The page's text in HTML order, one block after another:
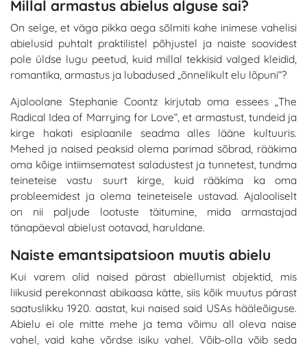
Millal armastus abielus alguse sai?
On selge, et väga pikka aega sõlmiti kahe inimese vahelisi
abielusid puhtalt praktilistel põhjustel ja naiste soovidest
pole üldse lugu peetud, kuid millal tekkisid valged kleidid,
romantika, armastus ja lubadused „õnnelikult elu lõpuni“?
Ajaloolane Stephanie Coontz kirjutab oma essees „The
Radical Idea of Marrying for Love“, et armastust, tundeid ja
kirge hakati esiplaanile seadma alles lääne kultuuris.
Mehed ja naised peaksid olema parimad sõbrad, rääkima
oma kõige intiimsematest saladustest ja tunnetest, tundma
teineteise vastu suurt kirge, kuid rääkima ka oma
probleemidest ja olema teineteisele ustavad. Ajalooliselt
on nii paljude lootuste täitumine, mida armastajad
tänapäeval abielust ootavad, haruldane.
Naiste emantsipatsioon muutis abielu
Kui varem olid naised pärast abiellumist objektid, mis
liikusid perekonnast abikaasa kätte, siis kõik muutus pärast
saatuslikku 1920. aastat, kui naised said USAs hääleõiguse.
Abielu ei ole mitte mehe ja tema võimu all oleva naise
vahel, vaid kahe võrdse isiku vahel. Võib-olla võib seda